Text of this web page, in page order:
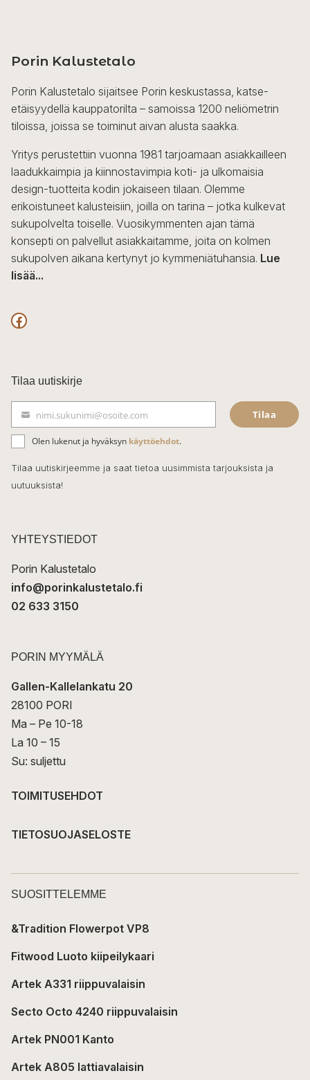
Porin Kalustetalo
Porin Kalustetalo sijaitsee Porin keskustassa, katse-
etäisyydellä kauppatorilta – samoissa 1200 neliömetrin
tiloissa, joissa se toiminut aivan alusta saakka.
Yritys perustettiin vuonna 1981 tarjoamaan asiakkailleen
laadukkaimpia ja kiinnostavimpia koti- ja ulkomaisia
design-tuotteita kodin jokaiseen tilaan. Olemme
erikoistuneet kalusteisiin, joilla on tarina – jotka kulkevat
sukupolvelta toiselle. Vuosikymmenten ajan tämä
konsepti on palvellut asiakkaitamme, joita on kolmen
sukupolven aikana kertynyt jo kymmeniätuhansia. Lue
lisää...
F
c
e
b
o
o
k
Tilaa uutiskirje
ä
h
k
t
nimi.sukunimi@osoite.com Tilaa
Olen lukenut ja hyväksyn käyttöehdot.
Tilaa uutiskirjeemme ja saat tietoa uusimmista tarjouksista ja
uutuuksista!
YHTEYSTIEDOT
Porin Kalustetalo
info@porinkalustetalo.fi
02 633 3150
PORIN MYYMÄLÄ
Gallen-Kallelankatu 20
28100 PORI
Ma – Pe 10-18
La 10 – 15
Su: suljettu
TOIMITUSEHDOT
TIETOSUOJASELOSTE
SUOSITTELEMME
&Tradition Flowerpot VP8
Fitwood Luoto kiipeilykaari
Artek A331 riippuvalaisin
Secto Octo 4240 riippuvalaisin
Artek PN001 Kanto
Artek A805 lattiavalaisin